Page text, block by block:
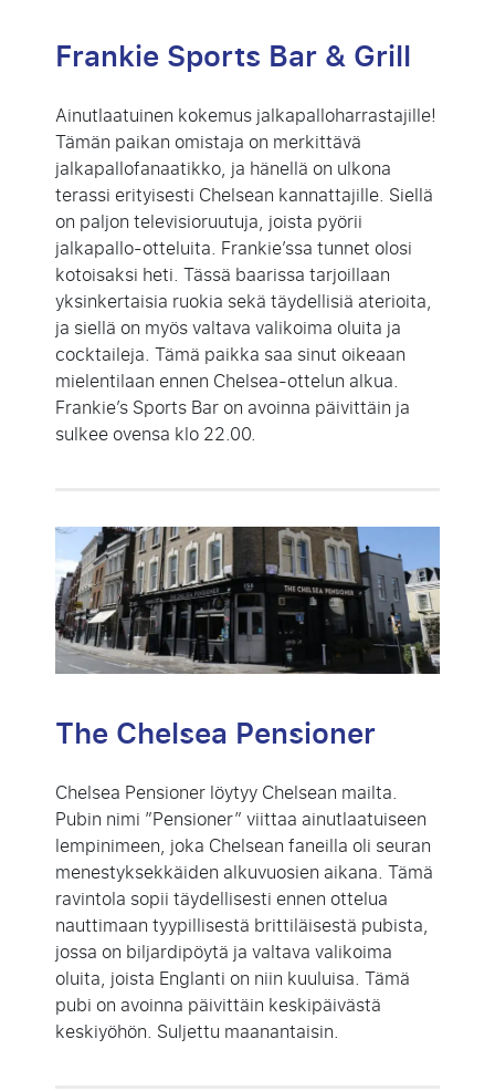
Frankie Sports Bar & Grill
Ainutlaatuinen kokemus jalkapalloharrastajille!
Tämän paikan omistaja on merkittävä
jalkapallofanaatikko, ja hänellä on ulkona
terassi erityisesti Chelsean kannattajille. Siellä
on paljon televisioruutuja, joista pyörii
jalkapallo-otteluita. Frankie’ssa tunnet olosi
kotoisaksi heti. Tässä baarissa tarjoillaan
yksinkertaisia ruokia sekä täydellisiä aterioita,
ja siellä on myös valtava valikoima oluita ja
cocktaileja. Tämä paikka saa sinut oikeaan
mielentilaan ennen Chelsea-ottelun alkua.
Frankie’s Sports Bar on avoinna päivittäin ja
sulkee ovensa klo 22.00.
The Chelsea Pensioner
Chelsea Pensioner löytyy Chelsean mailta.
Pubin nimi ”Pensioner” viittaa ainutlaatuiseen
lempinimeen, joka Chelsean faneilla oli seuran
menestyksekkäiden alkuvuosien aikana. Tämä
ravintola sopii täydellisesti ennen ottelua
nauttimaan tyypillisestä brittiläisestä pubista,
jossa on biljardipöytä ja valtava valikoima
oluita, joista Englanti on niin kuuluisa. Tämä
pubi on avoinna päivittäin keskipäivästä
keskiyöhön. Suljettu maanantaisin.